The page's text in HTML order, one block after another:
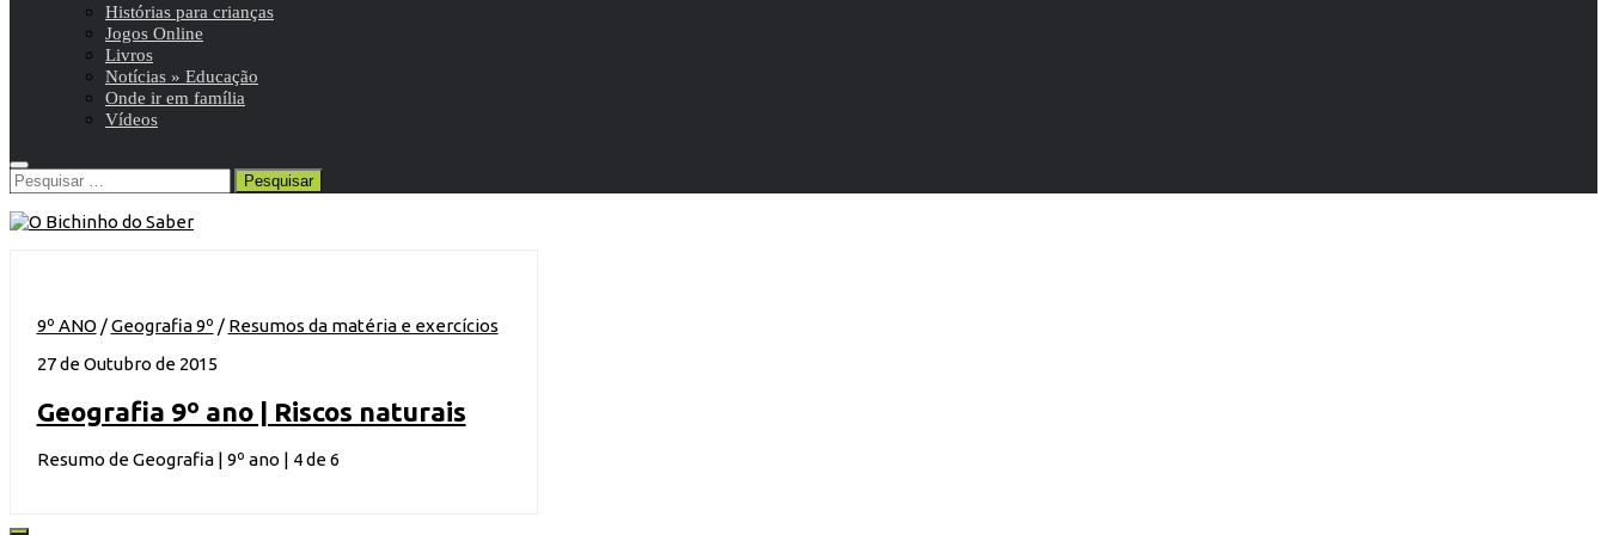
Histórias para crianças
Jogos Online
Livros
Notícias » Educação
Onde ir em família
Vídeos
Pesquisar
por:
9º ANO /Geografia 9º / Resumos da matéria e exercícios
27 de Outubro de 2015
Geografia 9º ano | Riscos naturais
Resumo de Geografia | 9º ano | 4 de 6